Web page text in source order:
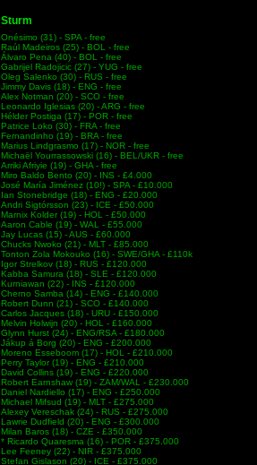
Sturm
Onésimo (31) - SPA - free
Raúl Madeiros (25) - BOL - free
Álvaro Pena (40) - BOL - free
Gabrijel Radojicic (27) - YUG - free
Oleg Salenko (30) - RUS - free
Jimmy Davis (18) - ENG - free
Alex Notman (20) - SCO - free
Leonardo Iglesias (20) - ARG - free
Hélder Postiga (17) - POR - free
Patrice Loko (30) - FRA - free
Fernandinho (19) - BRA - free
Marius Lindgrasmo (17) - NOR - free
Michaël Yourrassowski (16) - BEL/UKR - free
Arriki Afriyie (19) - GHA - free
Miro Baldo Bento (20) - INS - £4.000
José María Jiménez (10!) - SPA - £10.000
Ian Stonebridge (18) - ENG - £20.000
Andri Sigtórsson (23) - ICE - £50.000
Marnix Kolder (19) - HOL - £50.000
Aaron Cable (19) - WAL - £55.000
Jay Lucas (15) - AUS - £60.000
Chucks Nwoko (21) - MLT - £85.000
Tonton Zola Mokouko (16) - SWE/GHA - £110k
Igor Strelkov (18) - RUS - £120.000
Kabba Samura (18) - SLE - £120.000
Kurniawan (22) - INS - £120.000
Cherno Samba (14) - ENG - £140.000
Robert Dunn (21) - SCO - £140.000
Carlos Jacques (18) - URU - £150.000
Melvin Holwijn (20) - HOL - £160.000
Glynn Hurst (24) - ENG/RSA - £180.000
Jákup á Borg (20) - ENG - £200.000
Moreno Esseboom (17) - HOL - £210.000
Perry Taylor (19) - ENG - £210.000
David Collins (19) - ENG - £220.000
Robert Earnshaw (19) - ZAM/WAL - £230.000
Daniel Nardiello (17) - ENG - £250.000
Michael Mifsud (19) - MLT - £275.000
Alexey Vereschak (24) - RUS - £275.000
Lawrie Dudfield (20) - ENG - £300.000
Milan Baros (18) - CZE - £350.000
* Ricardo Quaresma (16) - POR - £375.000
Lee Feeney (22) - NIR - £375.000
Stefan Gislason (20) - ICE - £375.000